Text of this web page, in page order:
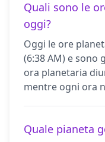
Quali sono le
oggi?
Oggi le ore
(6:38 AM) e sono
ora planetaria
mentre ogni ora
Quale pianeta